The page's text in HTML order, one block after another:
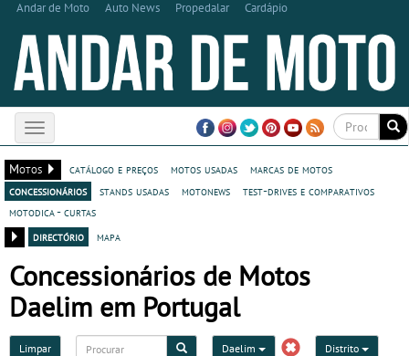
Andar de Moto Auto News Propedalar Cardápio
Toggle
navigation
Motos
catálogo e preços motos usadas
marcas de motos
concessionários
stands usadas motonews
test-drives e comparativos
motodica - curtas
directório
mapa
Concessionários de Motos
Daelim em Portugal
Limpar Daelim Distrito